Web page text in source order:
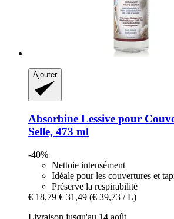
Ajouter
Absorbine Lessive pour
Selle, 473 ml
-40%
Nettoie intensément
Idéale pour les couvertures et
Préserve la respirabilité
€ 18,79 € 31,49 (€ 39,73 / L)
Livraison jusqu'au 14 août